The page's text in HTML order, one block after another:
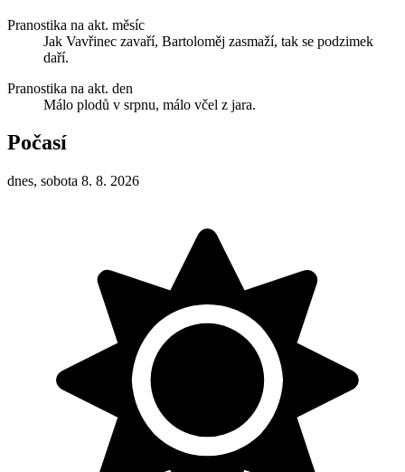
Pranostika na akt. měsíc
Jak Vavřinec zavaří, Bartoloměj zasmaží, tak se podzimek
daří.
Pranostika na akt. den
Málo plodů v srpnu, málo včel z jara.
Počasí
dnes, sobota 8. 8. 2026